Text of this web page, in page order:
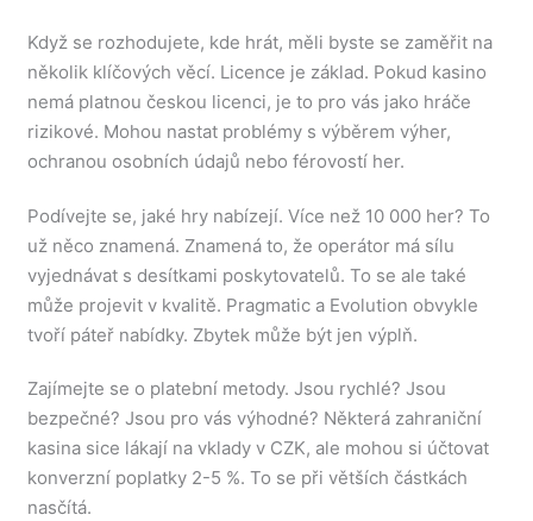
Když se rozhodujete, kde hrát, měli byste se zaměřit na
několik klíčových věcí. Licence je základ. Pokud kasino
nemá platnou českou licenci, je to pro vás jako hráče
rizikové. Mohou nastat problémy s výběrem výher,
ochranou osobních údajů nebo férovostí her.
Podívejte se, jaké hry nabízejí. Více než 10 000 her? To
už něco znamená. Znamená to, že operátor má sílu
vyjednávat s desítkami poskytovatelů. To se ale také
může projevit v kvalitě. Pragmatic a Evolution obvykle
tvoří páteř nabídky. Zbytek může být jen výplň.
Zajímejte se o platební metody. Jsou rychlé? Jsou
bezpečné? Jsou pro vás výhodné? Některá zahraniční
kasina sice lákají na vklady v CZK, ale mohou si účtovat
konverzní poplatky 2-5 %. To se při větších částkách
nasčítá.